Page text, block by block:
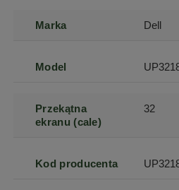
Marka Dell
Model
Przekątna
ekranu (cale)
32
Kod producenta